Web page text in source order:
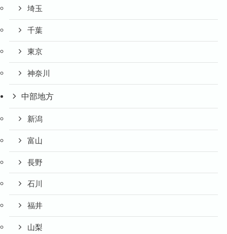
埼玉
千葉
東京
神奈川
中部地方
新潟
富山
長野
石川
福井
山梨